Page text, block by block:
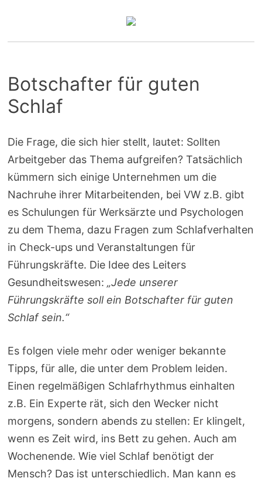
Botschafter für guten
Schlaf
Die Frage, die sich hier stellt, lautet: Sollten
Arbeitgeber das Thema aufgreifen? Tatsächlich
kümmern sich einige Unternehmen um die
Nachruhe ihrer Mitarbeitenden, bei VW z.B. gibt
es Schulungen für Werksärzte und Psychologen
zu dem Thema, dazu Fragen zum Schlafverhalten
in Check-ups und Veranstaltungen für
Führungskräfte. Die Idee des Leiters
Gesundheitswesen:„Jede unserer
Führungskräfte soll ein Botschafter für guten
Schlaf sein.“
Es folgen viele mehr oder weniger bekannte
Tipps, für alle, die unter dem Problem leiden.
Einen regelmäßigen Schlafrhythmus einhalten
z.B. Ein Experte rät, sich den Wecker nicht
morgens, sondern abends zu stellen: Er klingelt,
wenn es Zeit wird, ins Bett zu gehen. Auch am
Wochenende. Wie viel Schlaf benötigt der
Mensch? Das ist unterschiedlich. Man kann es